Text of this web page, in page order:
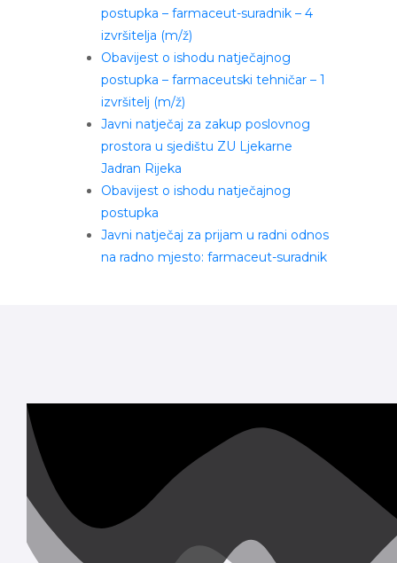
postupka – farmaceut-suradnik – 4
izvršitelja (m/ž)
Obavijest o ishodu natječajnog
postupka – farmaceutski tehničar – 1
izvršitelj (m/ž)
Javni natječaj za zakup poslovnog
prostora u sjedištu ZU Ljekarne
Jadran Rijeka
Obavijest o ishodu natječajnog
postupka
Javni natječaj za prijam u radni odnos
na radno mjesto: farmaceut-suradnik